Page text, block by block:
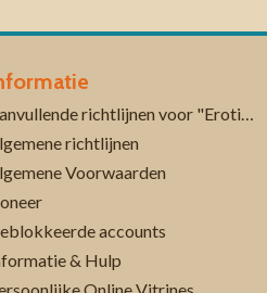
richtlijnen
Voorwaarden
accounts
& Hulp
Online Vitrines